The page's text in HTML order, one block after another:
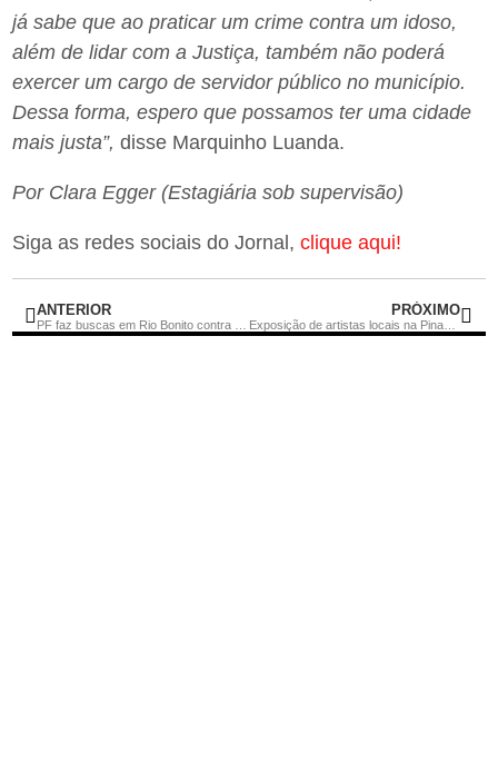
já sabe que ao praticar um crime contra um idoso,
além de lidar com a Justiça, também não poderá
exercer um cargo de servidor público no município.
Dessa forma, espero que possamos ter uma cidade
mais justa”,disse Marquinho Luanda.
Por Clara Egger (Estagiária sob supervisão)
Siga as redes sociais do Jornal,clique aqui!
ANTERIOR PRÓXIMO
Exposição de artistas locais na Pinacoteca de Rio Bonito termina hoje, sexta-feira (12)